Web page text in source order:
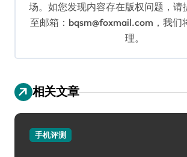
场。如您发现内容存在版权问题，请
至邮箱：bqsm@foxmail.com，我们
理。
相关文章
手机评测